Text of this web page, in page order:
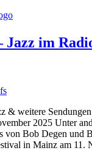
im
fs
& weitere
2025 Unter
von Bob Degen und
in Mainz am 11.